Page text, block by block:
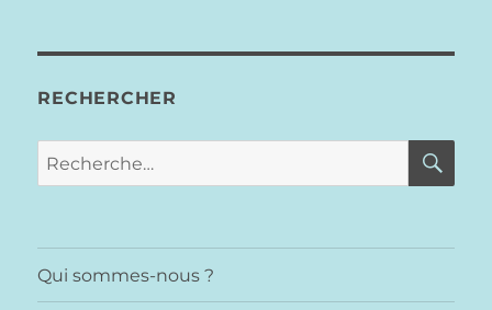
RECHERCHER
Recherche
pour :
Qui sommes-nous ?